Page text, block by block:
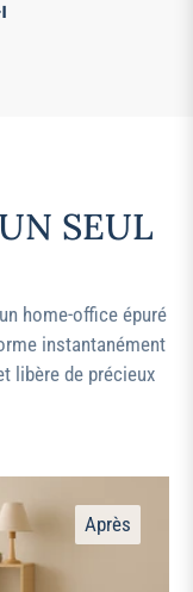
SEUL
home-office épuré
instantanément
libère de précieux